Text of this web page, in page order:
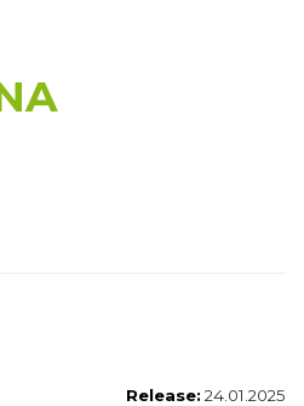
Release: 24.01.2025